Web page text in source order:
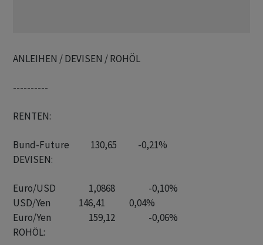
ANLEIHEN / DEVISEN / ROHÖL
----------
RENTEN:
DEVISEN:
Euro/USD       		   1,0868		     -0,10%
USD/Yen                146,41	       	  0,04%
ROHÖL: